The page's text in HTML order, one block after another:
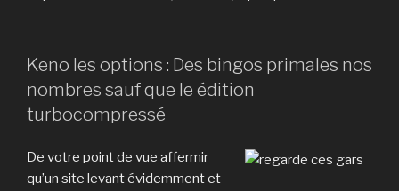
Keno les options : Des bingos primales nos
nombres sauf que le édition
turbocompressé
De votre point de vue affermir
qu’un site levant évidemment et